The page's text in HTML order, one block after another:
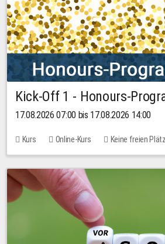
Kick-Off 1 - Honours-
17.08.2026 07:00 bis 17.08.2026 14:00
Kurs Online-Kurs Keine freien